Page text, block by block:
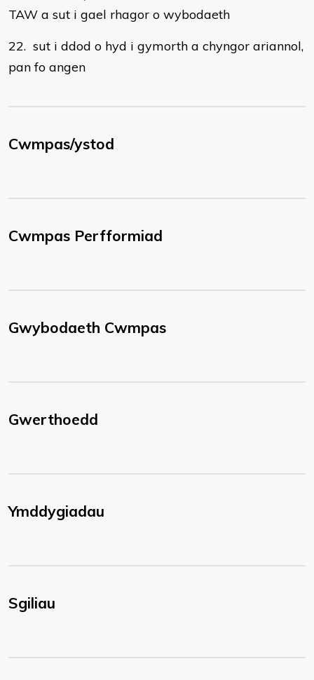
TAW a sut i gael rhagor o wybodaeth
22. sut i ddod o hyd i gymorth a chyngor ariannol,
pan fo angen
Cwmpas/ystod
Cwmpas Perfformiad
Gwybodaeth Cwmpas
Gwerthoedd
Ymddygiadau
Sgiliau